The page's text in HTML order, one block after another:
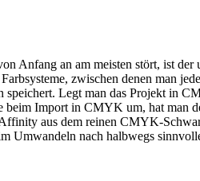
Anfang an am meisten stört, ist
zwischen denen man
speichert. Legt man das Projekt in
beim Import in CMYK um, hat
aus dem reinen CMYK-
Umwandeln nach halbwegs